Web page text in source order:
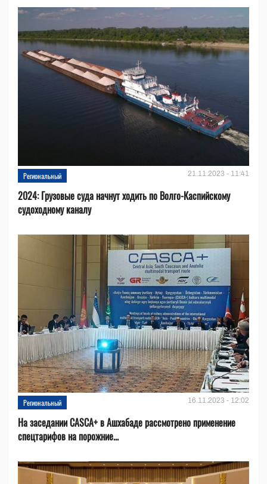
Региональный 21.11.2023 - 11:41
2024: Грузовые суда начнут ходить по Волго-Каспийскому
судоходному каналу
Региональный 16.11.2023 - 12:02
На заседании CASCA+ в Ашхабаде рассмотрено применение
спецтарифов на порожние...